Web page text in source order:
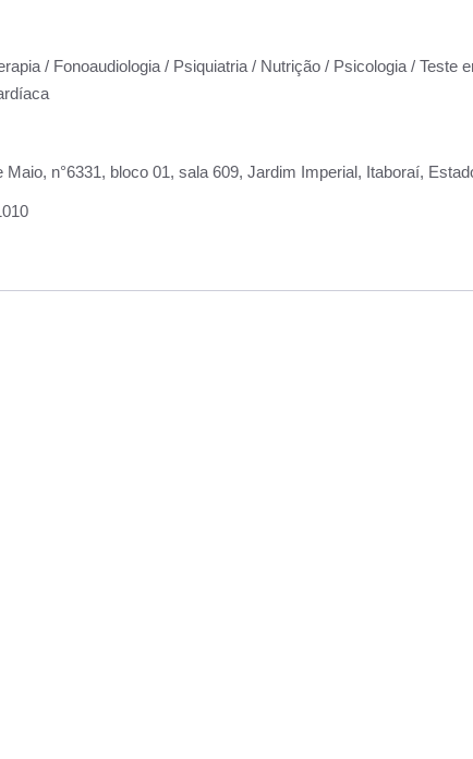
/ Fonoaudiologia / Psiquiatria / Nutrição / Psicologia / Teste
Maio, n°6331, bloco 01, sala 609, Jardim Imperial, Itaboraí,